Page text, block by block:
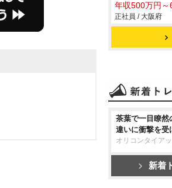
年収500万円～
正社員 / 大阪府
茶葉で一目瞭然
違いに衝撃を受
オリコンタイア
新着